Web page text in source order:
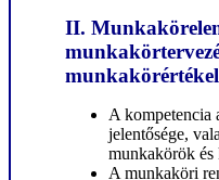
II.
A kompetencia
jelentősége,
munkakörök és
A munkaköri